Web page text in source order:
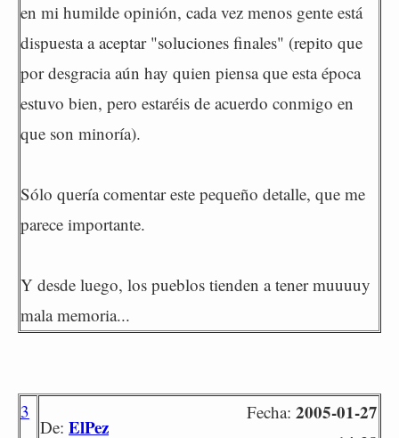
en mi humilde opinión, cada vez menos gente está
dispuesta a aceptar "soluciones finales" (repito que
por desgracia aún hay quien piensa que esta época
estuvo bien, pero estaréis de acuerdo conmigo en
que son minoría).
Sólo quería comentar este pequeño detalle, que me
parece importante.
Y desde luego, los pueblos tienden a tener muuuuy
mala memoria...
3
De: ElPez
Fecha: 2005-01-27